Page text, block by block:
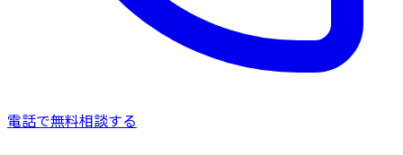
電話で無料相談する